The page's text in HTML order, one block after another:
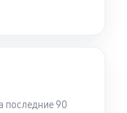
последние 90